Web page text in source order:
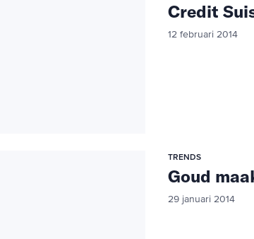
Credit
12 februari 2014
TRENDS
Goud
29 januari 2014